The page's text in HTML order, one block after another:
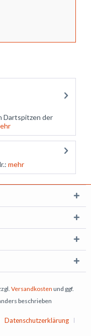
Dartspitzen der
mehr
Versandkosten und ggf.
beschrieben
Datenschutzerklärung